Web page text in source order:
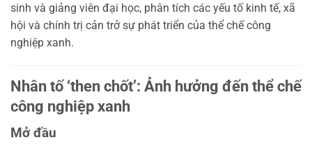
sinh và giảng viên đại học, phân tích các yếu tố kinh tế, xã
hội và chính trị cản trở sự phát triển của thể chế công
nghiệp xanh.
Nhân tố ‘then chốt’: Ảnh hưởng đến thể chế
công nghiệp xanh
Mở đầu